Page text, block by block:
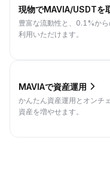
現物でMAVIA/USDTを
豊富な流動性と、0.1%か
利用いただけます。
MAVIAで資産運用
かんたん資産運用とオンチ
資産を増やせます。